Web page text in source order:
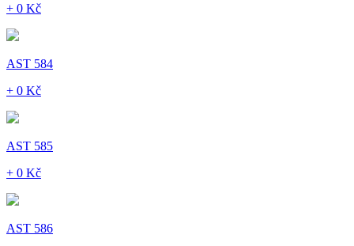
+ 0 Kč
AST 584
+ 0 Kč
AST 585
+ 0 Kč
AST 586